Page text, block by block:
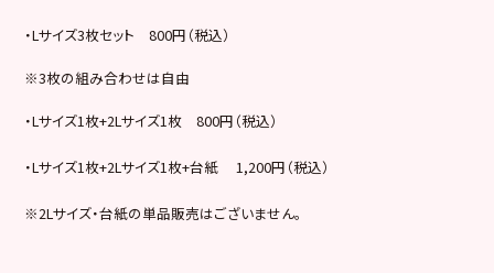
・Lサイズ3枚セット 800円（税込）
※3枚の組み合わせは自由
・Lサイズ1枚+2Lサイズ1枚 800円（税込）
・Lサイズ1枚+2Lサイズ1枚+台紙 1,200円（税込）
※2Lサイズ・台紙の単品販売はございません。